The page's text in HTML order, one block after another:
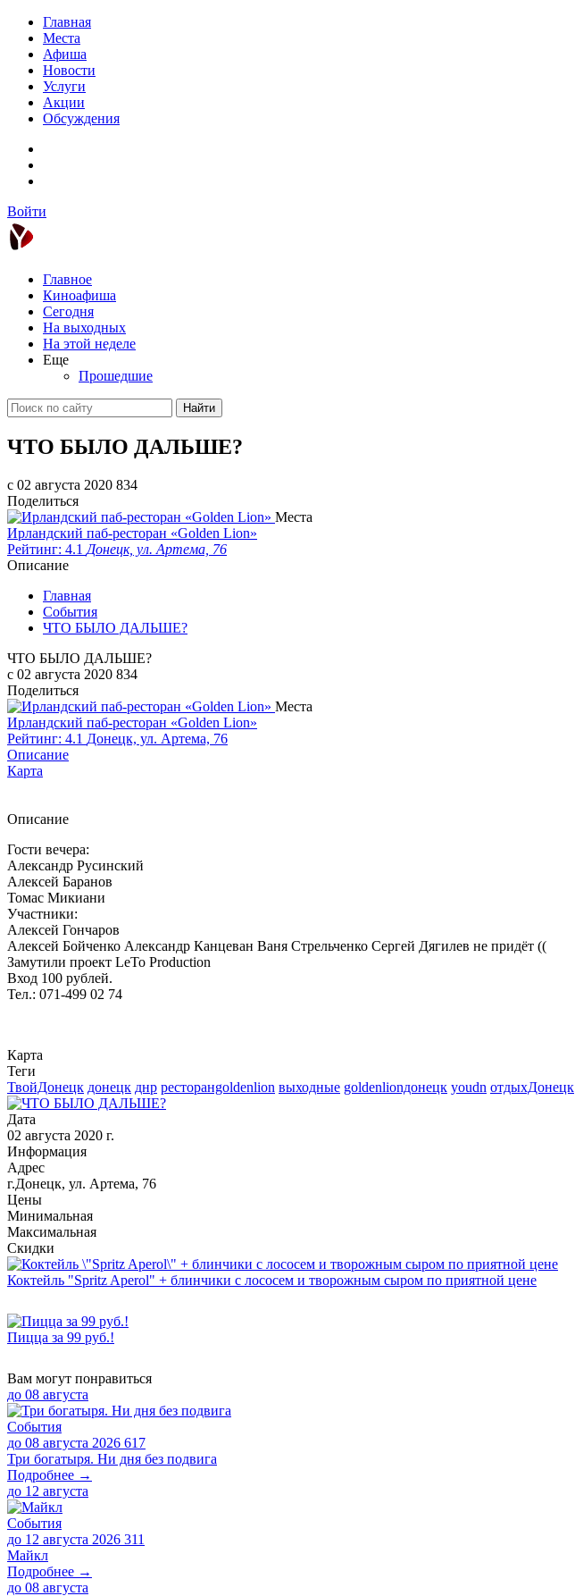
Главная
Места
Афиша
Новости
Услуги
Акции
Обсуждения
Войти
Главное
Киноафиша
Сегодня
На выходных
На этой неделе
Еще
Прошедшие
Найти
ЧТО БЫЛО ДАЛЬШЕ?
c 02 августа 2020 834
Поделиться
Места
Ирландский паб-ресторан «Golden Lion»
Рейтинг: 4.1 Донецк, ул. Артема, 76
Описание
Главная
События
ЧТО БЫЛО ДАЛЬШЕ?
ЧТО БЫЛО ДАЛЬШЕ?
c 02 августа 2020 834
Поделиться
Места
Ирландский паб-ресторан «Golden Lion»
Рейтинг: 4.1 Донецк, ул. Артема, 76
Описание
Карта
Описание
Гости вечера:
Александр Русинский
Алексей Баранов
Томас Микиани
Участники:
Алексей Гончаров
Алексей Бойченко Александр Канцеван Ваня Стрельченко Сергей Дягилев не придёт ((
Замутили проект LeTo Production
Вход 100 рублей.
Тел.: 071-499 02 74
Карта
Теги
ТвойДонецк донецк днр ресторанgoldenlion выходные goldenlionдонецк youdn отдыхДонецк
Дата
02 августа 2020 г.
Информация
Адрес
г.Донецк, ул. Артема, 76
Цены
Минимальная
Максимальная
Скидки
Коктейль "Spritz Aperol" + блинчики с лососем и творожным сыром по приятной цене
Пицца за 99 руб.!
Вам могут понравиться
до 08 августа
События
до 08 августа 2026 617
Три богатыря. Ни дня без подвига
Подробнее →
до 12 августа
События
до 12 августа 2026 311
Майкл
Подробнее →
до 08 августа